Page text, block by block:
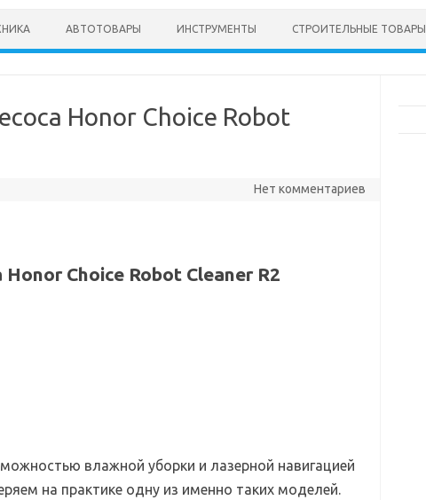
АВТОТОВАРЫ ИНСТРУМЕНТЫ СТРОИТЕЛЬНЫЕ ТОВАРЫ
Honor Choice Robot
Нет комментариев
Choice Robot Cleaner R2
влажной уборки и лазерной навигацией
на практике одну из именно таких моделей.